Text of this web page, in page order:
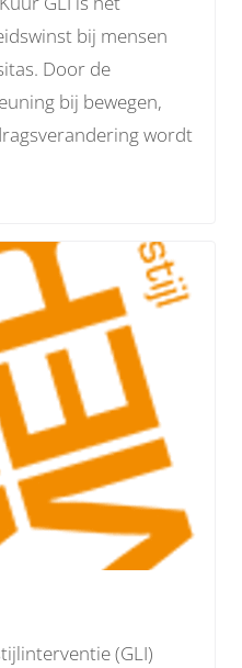
bij mensen
Door de
bij bewegen,
wordt
(GLI)